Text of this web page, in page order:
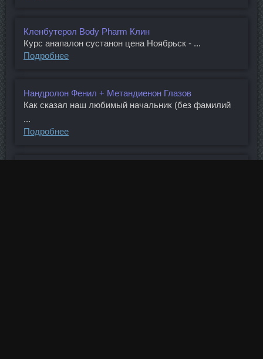
Кленбутерол Body Pharm Клин
Курс анапалон сустанон цена Ноябрьск - ...
Подробнее
Нандролон Фенил + Метандиенон Глазов
Как сказал наш любимый начальник (без фамилий
...
Подробнее